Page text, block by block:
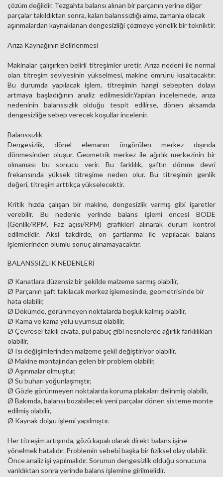
çözüm değildir. Tezgahta balansı alınan bir parçanın yerine diğer
parçalar takıldıktan sonra, kalan balanssızlığı alma, zamanla olacak
aşınmalardan kaynaklanan dengesizliği çözmeye yönelik bir tekniktir.
Arıza Kaynağının Belirlenmesi
Makinalar çalışırken belirli titreşimler üretir. Arıza nedeni ile normal
olan titreşim seviyesinin yükselmesi, makine ömrünü kısaltacaktır.
Bu durumda yapılacak işlem, titreşimin hangi sebepten dolayı
artmaya başladığının analiz edilmesidir.Yapılan incelemede, arıza
nedeninin balanssızlık olduğu tespit edilirse, dönen aksamda
dengesizliğe sebep verecek koşullar incelenir.
Balanssızlık
Dengesizlik, dönel elemanın öngörülen merkez dışında
dönmesinden oluşur. Geometrik merkez ile ağırlık merkezinin bir
olmaması bu sonucu verir. Bu farklılık, şaftın dönme devri
frekansında yüksek titreşime neden olur. Bu titreşimin genlik
değeri, titreşim arttıkça yükselecektir.
Kritik hızda çalışan bir makine, dengesizlik varmış gibi işaretler
verebilir. Bu nedenle yerinde balans işlemi öncesi BODE
(Genlik/RPM, Faz açısı/RPM) grafikleri alınarak durum kontrol
edilmelidir. Aksi takdirde, ön şartlanma ile yapılacak balans
işlemlerinden olumlu sonuç alınamayacaktır.
BALANSSIZLIK NEDENLERİ
Ø Kanatlara düzensiz bir şekilde malzeme sarmış olabilir,
Ø Parçanın şaft takılacak merkez işlemesinde, geometrisinde bir
hata olabilir,
Ø Dökümde, görünmeyen noktalarda boşluk kalmış olabilir,
Ø Kama ve kama yolu uyumsuz olabilir,
Ø Çevresel takılı cıvata, pul pabuç gibi nesnelerde ağırlık farklılıkları
olabilir,
Ø Isı değişimlerinden malzeme şekil değiştiriyor olabilir,
Ø Makine montajından gelen bir problem olabilir,
Ø Aşınmalar olmuştur,
Ø Su buharı yoğunlaşmıştır,
Ø Gözle görünmeyen noktalarda koruma plakaları delinmiş olabilir,
Ø Bakımda, balansı bozabilecek yeni parçalar dönen sisteme monte
edilmiş olabilir,
Ø Kaynak dolgu işlemi yapılmıştır.
Her titreşim artışında, gözü kapalı olarak direkt balans işine
yönelmek hatalıdır. Problemin sebebi başka bir fiziksel olay olabilir.
Önce analiz işi yapılmalıdır. Sorunun dengesizlik olduğu sonucuna
varıldıktan sonra yerinde balans işlemine girilmelidir.